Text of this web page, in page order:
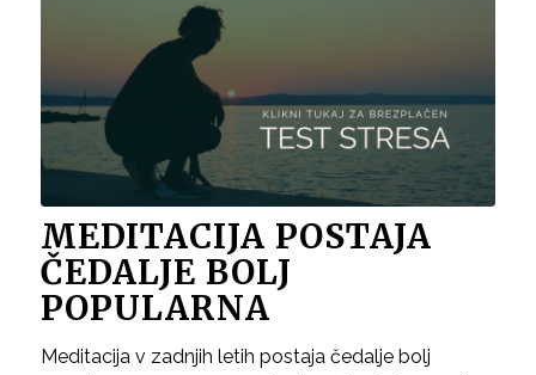
MEDITACIJA POSTAJA
ČEDALJE BOLJ
POPULARNA
Meditacija v zadnjih letih postaja čedalje bolj